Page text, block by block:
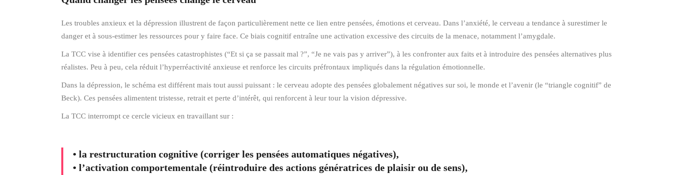
Les troubles anxieux et la dépression illustrent de façon particulièrement nette ce lien entre pensées, émotions et cerveau. Dans l’anxiété, le cerveau a tendance à surestimer le
danger et à sous-estimer les ressources pour y faire face. Ce biais cognitif entraîne une activation excessive des circuits de la menace, notamment l’amygdale.
La TCC vise à identifier ces pensées catastrophistes (“Et si ça se passait mal ?”, “Je ne vais pas y arriver”), à les confronter aux faits et à introduire des pensées alternatives plus
réalistes. Peu à peu, cela réduit l’hyperréactivité anxieuse et renforce les circuits préfrontaux impliqués dans la régulation émotionnelle.
Dans la dépression, le schéma est différent mais tout aussi puissant : le cerveau adopte des pensées globalement négatives sur soi, le monde et l’avenir (le “triangle cognitif” de
Beck). Ces pensées alimentent tristesse, retrait et perte d’intérêt, qui renforcent à leur tour la vision dépressive.
La TCC interrompt ce cercle vicieux en travaillant sur :
• la restructuration cognitive (corriger les pensées automatiques négatives),
• l’activation comportementale (réintroduire des actions génératrices de plaisir ou de sens),